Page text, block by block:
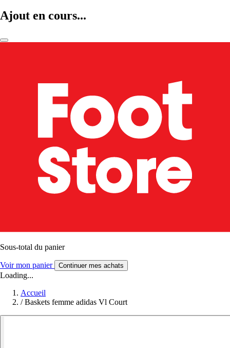
Ajout en cours...
Sous-total du panier
Voir mon panier Continuer mes achats
Loading...
Accueil
/ Baskets femme adidas Vl Court